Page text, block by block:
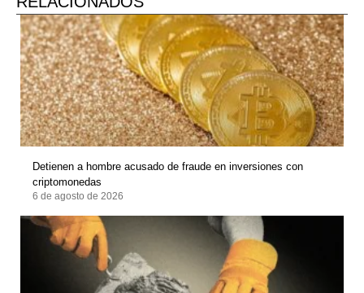
Detienen a hombre acusado de fraude en inversiones con
criptomonedas
6 de agosto de 2026